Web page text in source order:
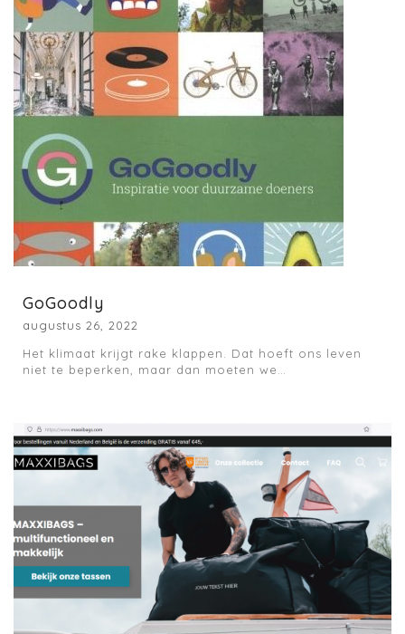
GoGoodly
augustus 26, 2022
Het klimaat krijgt rake klappen. Dat hoeft ons leven
niet te beperken, maar dan moeten we…